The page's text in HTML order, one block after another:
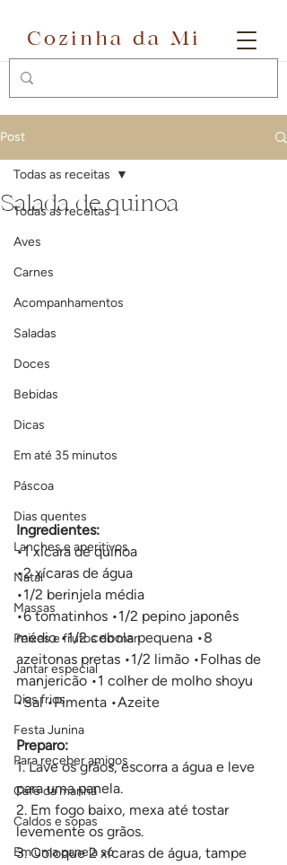
Cozinha da Mi
Post
Todas as receitas
Aves
Carnes
Acompanhamentos
Saladas
Doces
Bebidas
Dicas
Em até 35 minutos
Páscoa
Dias quentes
Lanches e aperitivos
Natal
Massas
Peixes e frutos do mar
Jantar especial
Dias frios
Festa Junina
Para receber amigos
Café da manhã
Caldos e sopas
Em uma panela só
Todas as receitas
Salada de quinoa
Ingredientes:
•1 xícara de quinoa
•2 xícaras de água
•1/2 berinjela média
•6 tomatinhos •1/2 pepino japonês
médio •1/2 cebola pequena •8
azeitonas pretas •1/2 limão •Folhas de
manjericão •1 colher de molho shoyu
•Sal •Pimenta •Azeite
Preparo:
1. Lave os grãos, escorra a água e leve
para uma panela.
2. Em fogo baixo, mexa até tostar
levemente os grãos.
3. Coloque 2 xícaras de água, tampe